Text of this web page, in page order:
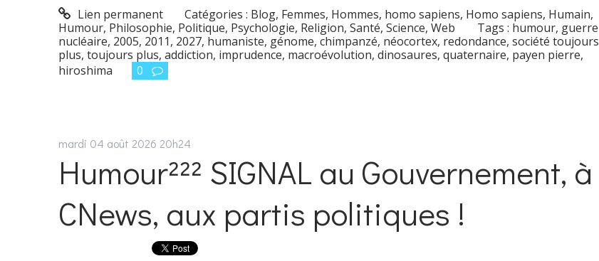
Lien permanent Catégories : Blog, Femmes, Hommes, homo sapiens, Homo sapiens, Humain,
Humour, Philosophie, Politique, Psychologie, Religion, Santé, Science, Web Tags : humour, guerre
nucléaire, 2005, 2011, 2027, humaniste, génome, chimpanzé, néocortex, redondance, société toujours
plus, toujours plus, addiction, imprudence, macroévolution, dinosaures, quaternaire, payen pierre,
hiroshima
0
mardi 04 août 2026 20h24
Humour²²² SIGNAL au Gouvernement, à
CNews, aux partis politiques !